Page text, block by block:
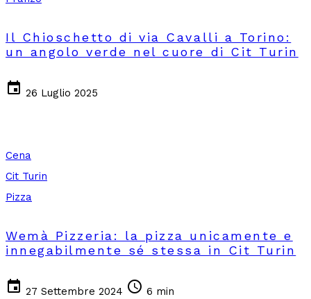
Il Chioschetto di via Cavalli a Torino:
un angolo verde nel cuore di Cit Turin
event 26 Luglio 2025
Cena
Cit Turin
Pizza
Wemà Pizzeria: la pizza unicamente e
innegabilmente sé stessa in Cit Turin
event 27 Settembre 2024 schedule 6 min